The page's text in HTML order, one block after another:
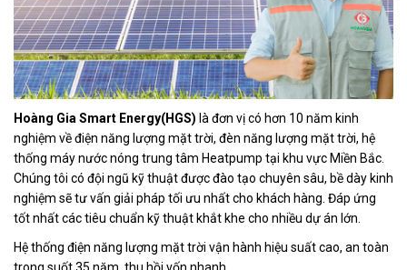
Hoàng Gia Smart Energy(HGS) là đơn vị có hơn 10 năm kinh
nghiệm về điện năng lượng mặt trời, đèn năng lượng mặt trời, hệ
thống máy nước nóng trung tâm Heatpump tại khu vực Miền Bắc.
Chúng tôi có đội ngũ kỹ thuật được đào tạo chuyên sâu, bề dày kinh
nghiệm sẽ tư vấn giải pháp tối ưu nhất cho khách hàng. Đáp ứng
tốt nhất các tiêu chuẩn kỹ thuật khắt khe cho nhiều dự án lớn.
Hệ thống điện năng lượng mặt trời vận hành hiệu suất cao, an toàn